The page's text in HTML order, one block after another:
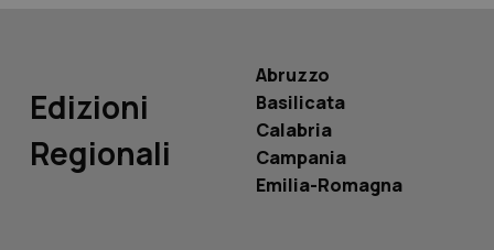
Edizioni
Regionali
Abruzzo
Basilicata
Calabria
Campania
Emilia-Romagna